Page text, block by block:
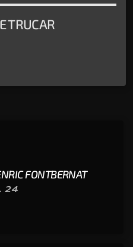
TRUCAR
FONTBERNAT
24